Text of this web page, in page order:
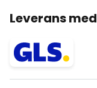
Leverans med